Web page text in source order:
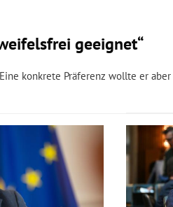
geeignet“
konkrete Präferenz wollte er